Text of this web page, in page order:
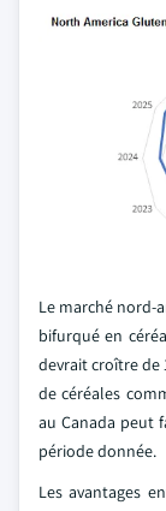
Le marché nord-
bifurqué en
devrait croître de
de céréales
au Canada peut
période donnée.
Les avantages